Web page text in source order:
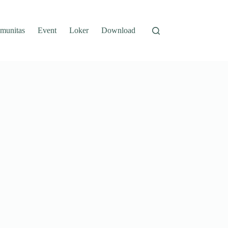
Event Loker Download